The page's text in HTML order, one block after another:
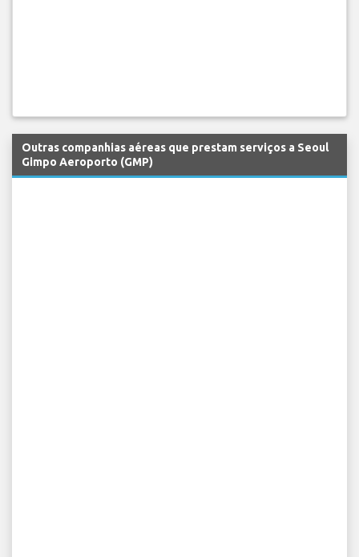
Outras companhias aéreas que prestam serviços a Seoul
Gimpo Aeroporto (GMP)